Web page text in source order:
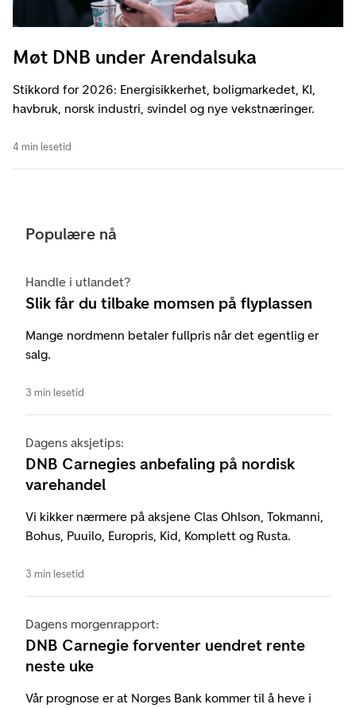
Møt DNB under Arendalsuka
Stikkord for 2026: Energisikkerhet, boligmarkedet, KI,
havbruk, norsk industri, svindel og nye vekstnæringer.
4 min lesetid
Populære nå
Handle i utlandet?
Slik får du tilbake momsen på flyplassen
Mange nordmenn betaler fullpris når det egentlig er
salg.
3 min lesetid
Dagens aksjetips:
DNB Carnegies anbefaling på nordisk
varehandel
Vi kikker nærmere på aksjene Clas Ohlson, Tokmanni,
Bohus, Puuilo, Europris, Kid, Komplett og Rusta.
3 min lesetid
Dagens morgenrapport:
DNB Carnegie forventer uendret rente
neste uke
Vår prognose er at Norges Bank kommer til å heve i